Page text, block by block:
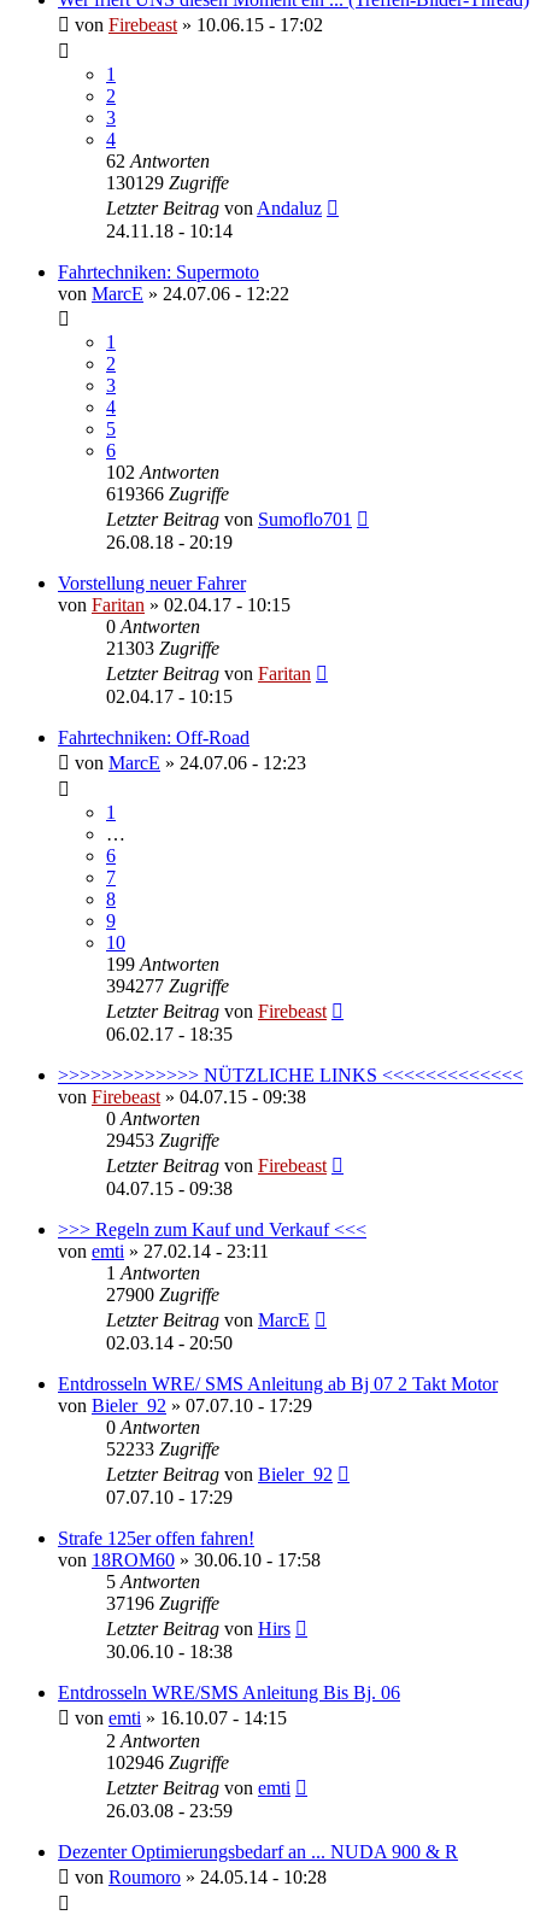
von Firebeast » 10.06.15 - 17:02
1
2
3
4
62 Antworten
130129 Zugriffe
Letzter Beitrag von Andaluz
24.11.18 - 10:14
Fahrtechniken: Supermoto
von MarcE » 24.07.06 - 12:22
1
2
3
4
5
6
102 Antworten
619366 Zugriffe
Letzter Beitrag von Sumoflo701
26.08.18 - 20:19
Vorstellung neuer Fahrer
von Faritan » 02.04.17 - 10:15
0 Antworten
21303 Zugriffe
Letzter Beitrag von Faritan
02.04.17 - 10:15
Fahrtechniken: Off-Road
von MarcE » 24.07.06 - 12:23
1
…
6
7
8
9
10
199 Antworten
394277 Zugriffe
Letzter Beitrag von Firebeast
06.02.17 - 18:35
>>>>>>>>>>>>> NÜTZLICHE LINKS <<<<<<<<<<<<<
von Firebeast » 04.07.15 - 09:38
0 Antworten
29453 Zugriffe
Letzter Beitrag von Firebeast
04.07.15 - 09:38
>>> Regeln zum Kauf und Verkauf <<<
von emti » 27.02.14 - 23:11
1 Antworten
27900 Zugriffe
Letzter Beitrag von MarcE
02.03.14 - 20:50
Entdrosseln WRE/ SMS Anleitung ab Bj 07 2 Takt Motor
von Bieler_92 » 07.07.10 - 17:29
0 Antworten
52233 Zugriffe
Letzter Beitrag von Bieler_92
07.07.10 - 17:29
Strafe 125er offen fahren!
von 18ROM60 » 30.06.10 - 17:58
5 Antworten
37196 Zugriffe
Letzter Beitrag von Hirs
30.06.10 - 18:38
Entdrosseln WRE/SMS Anleitung Bis Bj. 06
von emti » 16.10.07 - 14:15
2 Antworten
102946 Zugriffe
Letzter Beitrag von emti
26.03.08 - 23:59
Dezenter Optimierungsbedarf an ... NUDA 900 & R
von Roumoro » 24.05.14 - 10:28